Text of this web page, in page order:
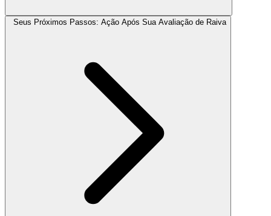
Seus Próximos Passos: Ação Após Sua Avaliação de Raiva